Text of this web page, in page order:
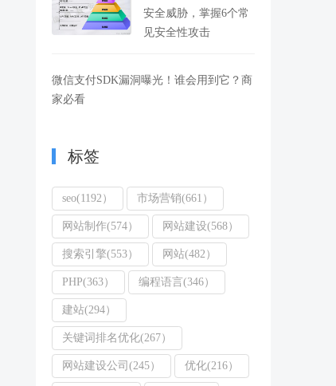
安全威胁，掌握6个常
见安全性攻击
微信支付SDK漏洞曝光！谁会用到它？商
家必看
标签
seo(1192） 市场营销(661）
网站制作(574） 网站建设(568）
搜索引擎(553） 网站(482）
PHP(363） 编程语言(346）
建站(294）
关键词排名优化(267）
网站建设公司(245） 优化(216）